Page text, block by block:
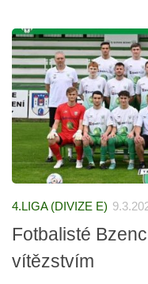
4.LIGA (DIVIZE E)
Fotbalisté
vítězstvím